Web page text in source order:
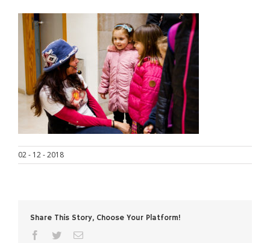
02 - 12 - 2018
Share This Story, Choose Your Platform!
facebooktwitterCorreo